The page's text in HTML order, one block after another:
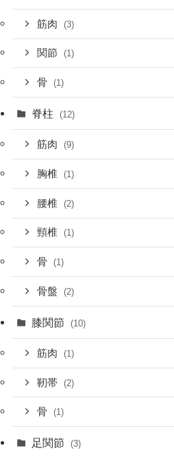
筋肉 (3)
関節 (1)
骨 (1)
脊柱 (12)
筋肉 (9)
胸椎 (1)
腰椎 (2)
頸椎 (1)
骨 (1)
骨盤 (2)
膝関節 (10)
筋肉 (1)
靭帯 (2)
骨 (1)
足関節 (3)